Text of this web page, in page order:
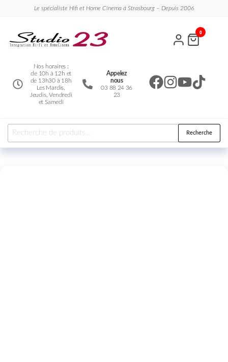
Le spécialiste Hifi et Home Cinema à Strasbourg – Depuis 2006
Nos horaires :
de 10h à 12h et
de 13h30 à 18h
Les Mardis,
Jeudis, Vendredi
et Samedi
Appelez
nous
03 88 24 36
23
0
Recherche